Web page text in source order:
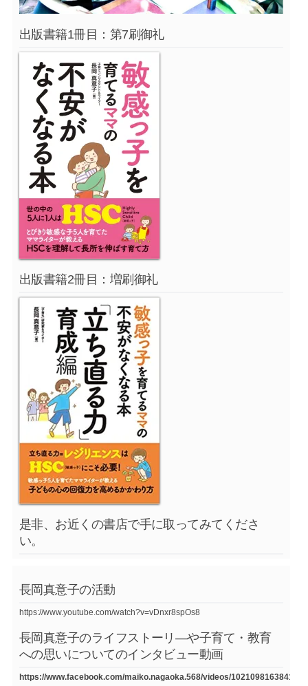
出版書籍1冊目：第7刷御礼
出版書籍2冊目：増刷御礼
是非、お近くの書店で手に取ってみてくださ
い。
長岡真意子の活動
https://www.youtube.com/watch?v=vDnxr8spOs8
長岡真意子のライフストーリ―や子育て・教育
への思いについてのインタビュー動画
https://www.facebook.com/maiko.nagaoka.568/videos/